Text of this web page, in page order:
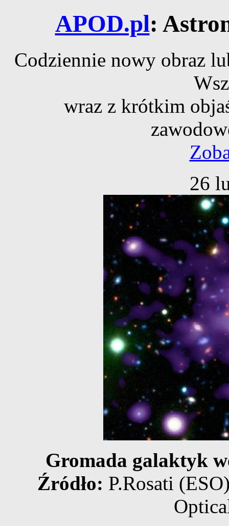
APOD.pl:
Codziennie nowy obraz
wraz z krótkim
26
Gromada galaktyk
Źródło: P.Rosati